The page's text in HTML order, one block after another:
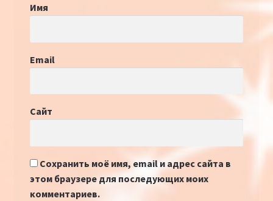
Имя
Email
Сайт
Сохранить моё имя, email и адрес сайта в
этом браузере для последующих моих
комментариев.